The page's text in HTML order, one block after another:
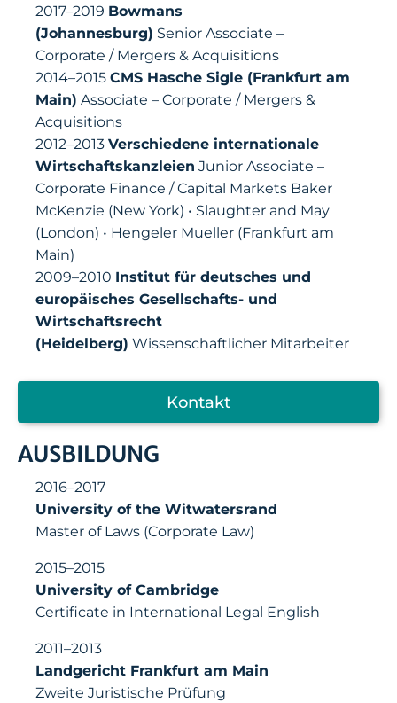
2017–2019 Bowmans
(Johannesburg) Senior Associate –
Corporate / Mergers & Acquisitions
2014–2015 CMS Hasche Sigle (Frankfurt am
Main) Associate – Corporate / Mergers &
Acquisitions
2012–2013 Verschiedene internationale
Wirtschaftskanzleien Junior Associate –
Corporate Finance / Capital Markets Baker
McKenzie (New York) • Slaughter and May
(London) • Hengeler Mueller (Frankfurt am
Main)
2009–2010 Institut für deutsches und
europäisches Gesellschafts- und
Wirtschaftsrecht
(Heidelberg) Wissenschaftlicher Mitarbeiter
Kontakt
AUSBILDUNG
2016–2017
University of the Witwatersrand
Master of Laws (Corporate Law)
2015–2015
University of Cambridge
Certificate in International Legal English
2011–2013
Landgericht Frankfurt am Main
Zweite Juristische Prüfung